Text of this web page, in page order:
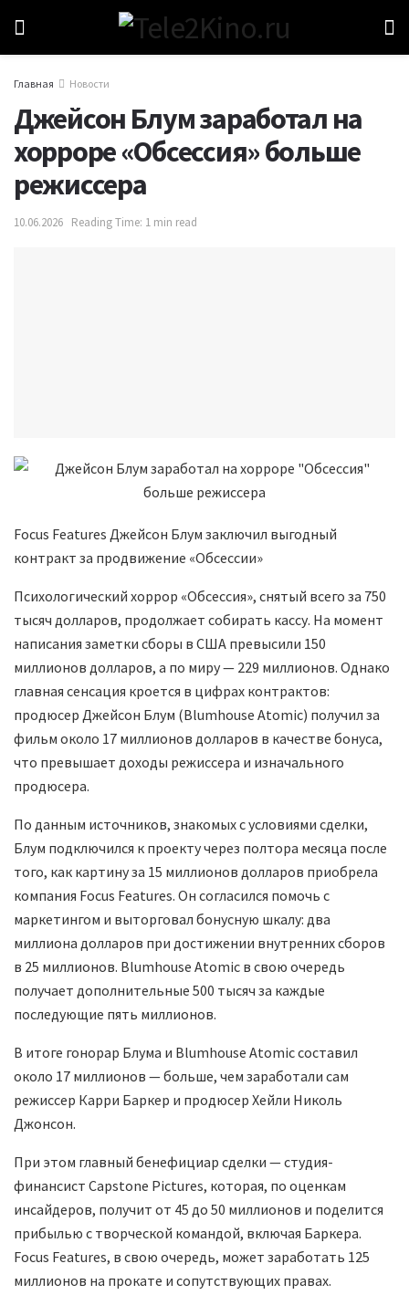
Главная Новости
Джейсон Блум заработал на
хорроре «Обсессия» больше
режиссера
10.06.2026 Reading Time: 1 min read
Focus Features Джейсон Блум заключил выгодный
контракт за продвижение «Обсессии»
Психологический хоррор «Обсессия», снятый всего за 750
тысяч долларов, продолжает собирать кассу. На момент
написания заметки сборы в США превысили 150
миллионов долларов, а по миру — 229 миллионов. Однако
главная сенсация кроется в цифрах контрактов:
продюсер Джейсон Блум (Blumhouse Atomic) получил за
фильм около 17 миллионов долларов в качестве бонуса,
что превышает доходы режиссера и изначального
продюсера.
По данным источников, знакомых с условиями сделки,
Блум подключился к проекту через полтора месяца после
того, как картину за 15 миллионов долларов приобрела
компания Focus Features. Он согласился помочь с
маркетингом и выторговал бонусную шкалу: два
миллиона долларов при достижении внутренних сборов
в 25 миллионов. Blumhouse Atomic в свою очередь
получает дополнительные 500 тысяч за каждые
последующие пять миллионов.
В итоге гонорар Блума и Blumhouse Atomic составил
около 17 миллионов — больше, чем заработали сам
режиссер Карри Баркер и продюсер Хейли Николь
Джонсон.
При этом главный бенефициар сделки — студия-
финансист Capstone Pictures, которая, по оценкам
инсайдеров, получит от 45 до 50 миллионов и поделится
прибылью с творческой командой, включая Баркера.
Focus Features, в свою очередь, может заработать 125
миллионов на прокате и сопутствующих правах.